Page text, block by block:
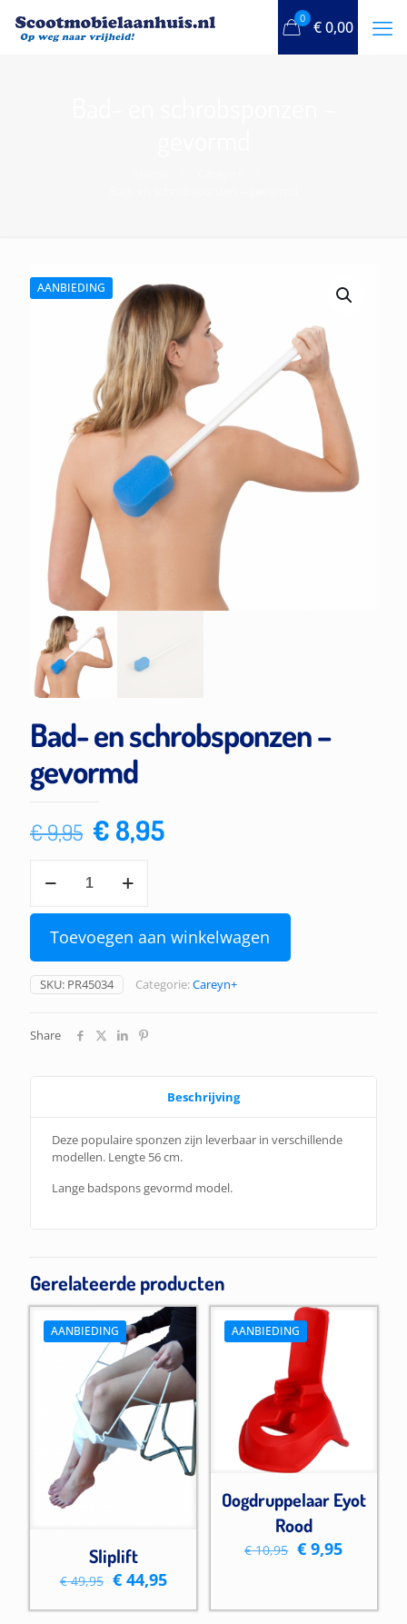
0 €0,00
AANBIEDING
Bad- en schrobsponzen –
gevormd
€9,95 Oorspronkelijke
was:
€ 9,95.
€ 8,95Huidige
€ 8,95.
-
gevormd
Toevoegen aan winkelwagen
SKU: PR45034 Categorie:Careyn+
Share
Beschrijving
Deze populaire sponzen zijn leverbaar in verschillende
modellen. Lengte 56 cm.
Lange badspons gevormd model.
Gerelateerde producten
AANBIEDING
Sliplift
€49,95 Oorspronkelijke
was:
€44,95Huidige
is:
AANBIEDING
Oogdruppelaar Eyot
Rood
€10,95 € 9,95Huidige